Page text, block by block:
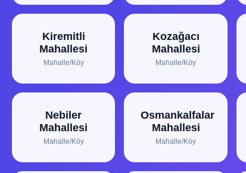
Kiremitli
Mahallesi
Mahalle/Köy
Kozağacı
Mahallesi
Mahalle/Köy
Nebiler
Mahallesi
Mahalle/Köy
Osmankalfalar
Mahallesi
Mahalle/Köy